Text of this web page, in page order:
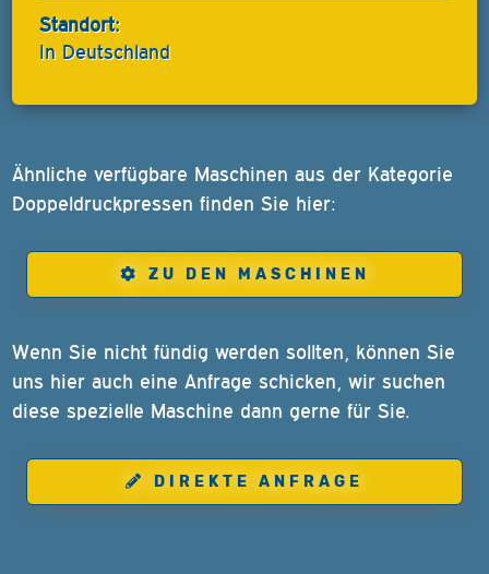
Standort:
In Deutschland
Ähnliche verfügbare Maschinen aus der Kategorie
Doppeldruckpressen finden Sie hier:
ZU DEN MASCHINEN
Wenn Sie nicht fündig werden sollten, können Sie
uns hier auch eine Anfrage schicken, wir suchen
diese spezielle Maschine dann gerne für Sie.
DIREKTE ANFRAGE